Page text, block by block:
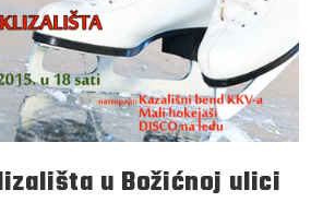
u Božićnoj ulici